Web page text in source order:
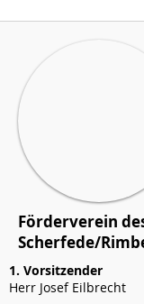
Förderverein
Scherfede/
1. Vorsitzender
Herr Josef Eilbrecht